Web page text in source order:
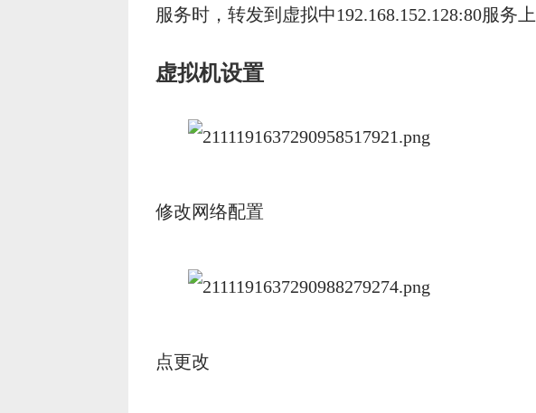
服务时，转发到虚拟中192.168.152.128:80服务上
虚拟机设置
修改网络配置
点更改